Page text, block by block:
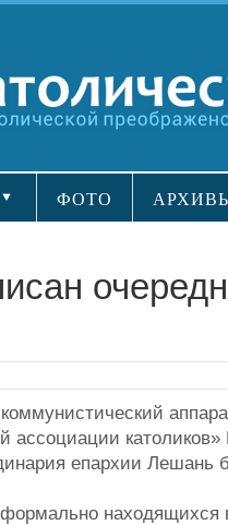
ФОТО
ассоциации католиков»
епархии Лешань
находящихся